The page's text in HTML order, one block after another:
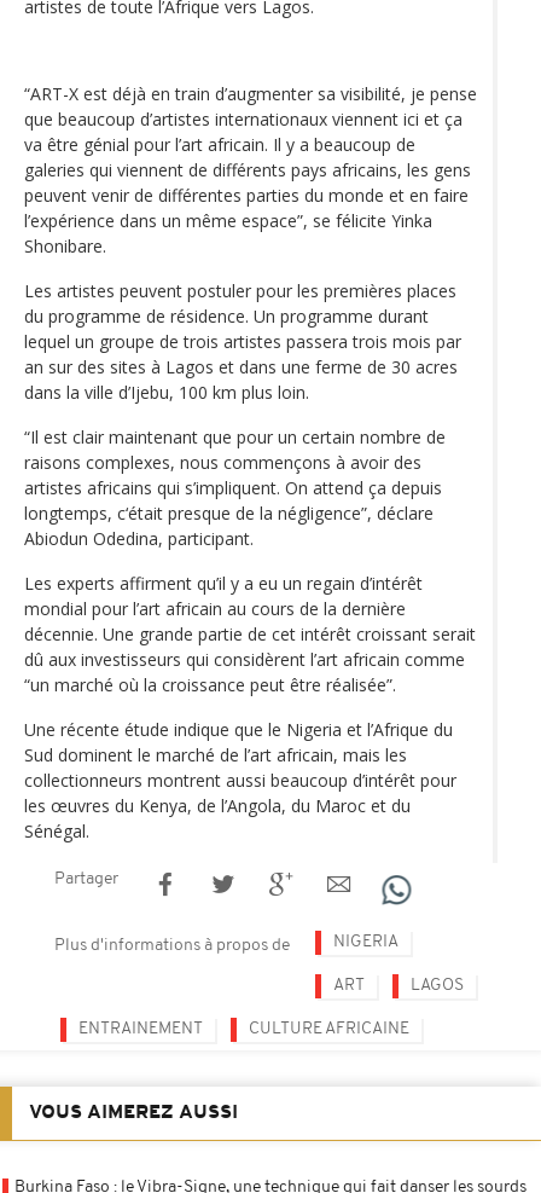
artistes de toute l’Afrique vers Lagos.
“ART-X est déjà en train d’augmenter sa visibilité, je pense
que beaucoup d’artistes internationaux viennent ici et ça
va être génial pour l’art africain. Il y a beaucoup de
galeries qui viennent de différents pays africains, les gens
peuvent venir de différentes parties du monde et en faire
l’expérience dans un même espace”, se félicite Yinka
Shonibare.
Les artistes peuvent postuler pour les premières places
du programme de résidence. Un programme durant
lequel un groupe de trois artistes passera trois mois par
an sur des sites à Lagos et dans une ferme de 30 acres
dans la ville d’Ijebu, 100 km plus loin.
“Il est clair maintenant que pour un certain nombre de
raisons complexes, nous commençons à avoir des
artistes africains qui s’impliquent. On attend ça depuis
longtemps, c‘était presque de la négligence”, déclare
Abiodun Odedina, participant.
Les experts affirment qu’il y a eu un regain d’intérêt
mondial pour l’art africain au cours de la dernière
décennie. Une grande partie de cet intérêt croissant serait
dû aux investisseurs qui considèrent l’art africain comme
“un marché où la croissance peut être réalisée”.
Une récente étude indique que le Nigeria et l’Afrique du
Sud dominent le marché de l’art africain, mais les
collectionneurs montrent aussi beaucoup d’intérêt pour
les œuvres du Kenya, de l’Angola, du Maroc et du
Sénégal.
Partager
Plus d'informations à propos de NIGERIA
ART LAGOS
ENTRAINEMENT CULTURE AFRICAINE
VOUS AIMEREZ AUSSI
Burkina Faso : le Vibra-Signe, une technique qui fait danser les sourds